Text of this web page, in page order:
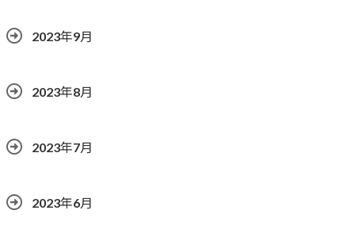
2023年9月
2023年8月
2023年7月
2023年6月